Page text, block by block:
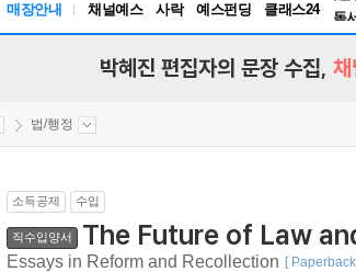
매장안내 채널예스 사락 예스펀딩 클래스24
독
박혜진 편집자의 문장 수집,
법/행정
소득공제 수입
직수입양서 The Future of Law
Essays in Reform and Recollection [